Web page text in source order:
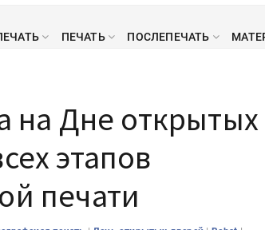
ПЕЧАТЬ ПОСЛЕПЕЧАТЬ
на Дне
этапов
печати